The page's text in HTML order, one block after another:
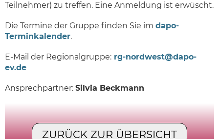
Teilnehmer) zu treffen. Eine Anmeldung ist erwüscht.
Die Termine der Gruppe finden Sie im dapo-
Terminkalender.
E-Mail der Regionalgruppe: rg-nordwest@dapo-
ev.de
Ansprechpartner: Silvia Beckmann
ZURÜCK ZUR ÜBERSICHT